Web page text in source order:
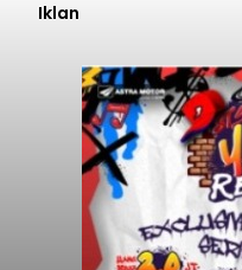
Iklan